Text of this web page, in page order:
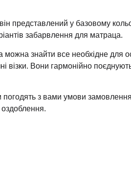
представлений у базовому
забарвлення для матраца.
можна знайти все необхідне для
візки. Вони гармонійно
погодять з вами умови
оздоблення.